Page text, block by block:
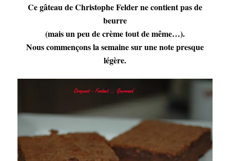
Ce gâteau de Christophe Felder ne contient pas de
beurre
(mais un peu de crème tout de même…).
Nous commençons la semaine sur une note presque
légère.